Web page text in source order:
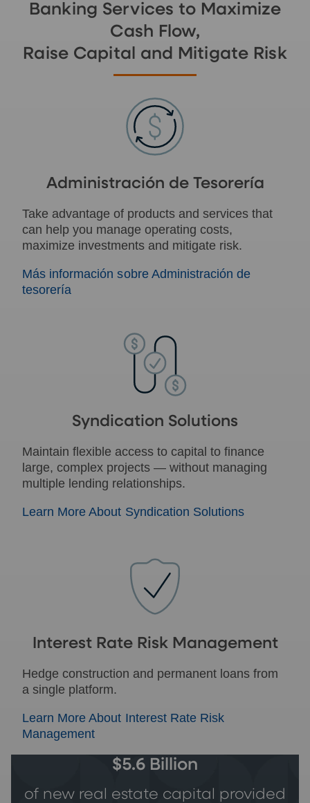
Banking Services to Maximize
Cash Flow,
Raise Capital and Mitigate Risk
Administración de Tesorería
Take advantage of products and services that
can help you manage operating costs,
maximize investments and mitigate risk.
Más información sobre Administración de
tesorería
Syndication Solutions
Maintain flexible access to capital to finance
large, complex projects — without managing
multiple lending relationships.
Learn More About Syndication Solutions
Interest Rate Risk Management
Hedge construction and permanent loans from
a single platform.
Learn More About Interest Rate Risk
Management
$5.6 Billion
of new real estate capital provided